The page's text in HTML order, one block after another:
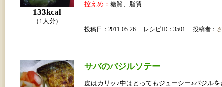
133kcal
（1人分）
控えめ： 糖質、脂質
投稿日：2011-05-26 レシピID：3501 投稿者：
サバのバジルソテー
皮はカリッ♪中はとってもジューシー♪バジル